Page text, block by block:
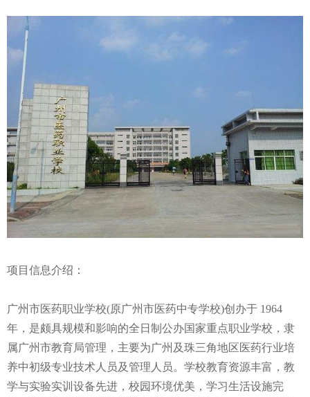
项目信息介绍：
广州市医药职业学校(原广州市医药中专学校)创办于 1964
年，是颇具规模和影响的全日制公办国家重点职业学校，隶
属广州市教育局管理，主要为广州及珠三角地区医药行业培
养中初级专业技术人员及管理人员。学校教育资源丰富，教
学与实验实训设备先进，校园环境优美，学习生活设施完